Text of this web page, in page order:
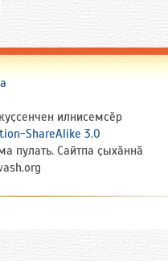
илнисемсӗр
ShareAlike 3.0
пулать. Сайтпа ҫыхӑннӑ